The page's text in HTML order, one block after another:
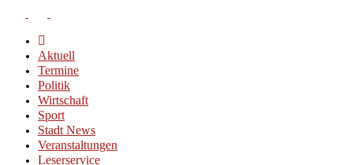
Aktuell
Termine
Politik
Wirtschaft
Sport
Stadt News
Veranstaltungen
Leserservice